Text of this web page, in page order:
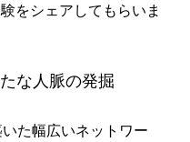
をシェアしてもらいま
な人脈の発掘
た幅広いネットワー